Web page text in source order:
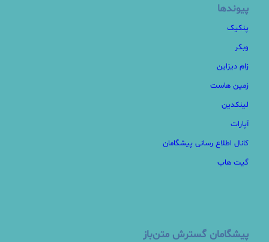
پیوندها
پنکیک
وبکر
زام دیزاین
زمین هاست
لینکدین
آپارات
کانال اطلاع رسانی پیشگامان
گیت هاب
پیشگامان گسترش متن‌باز